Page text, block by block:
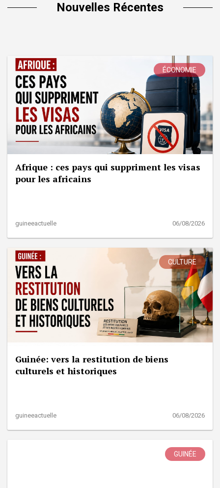
Nouvelles Récentes
ÉCONOMIE
Afrique : ces pays qui suppriment les visas
pour les africains
guineeactuelle 06/08/2026
CULTURE
Guinée: vers la restitution de biens
culturels et historiques
guineeactuelle 06/08/2026
GUINÉE